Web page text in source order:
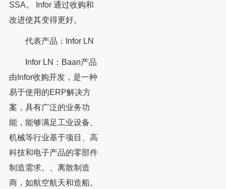
SSA。 Infor 通过收购和
改进使其变得更好。
代表产品：Infor LN
Infor LN：Baan产品
由Infor收购开发，是一种
易于使用的ERP解决方
案，具有广泛的业务功
能，能够满足工业设备、
机械等行业基于项目、高
科技和电子产品的零部件
制造需求。、离散制造
商，如航空航天和造船。